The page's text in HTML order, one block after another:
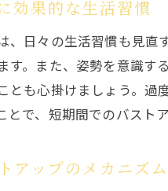
バスト
自宅
バス
短期
バス
効果的な生活習慣
、日々の生活習慣も見
す。また、姿勢を意識
とも心掛けましょう。
とで、短期間でのバス
アップのメカニズム